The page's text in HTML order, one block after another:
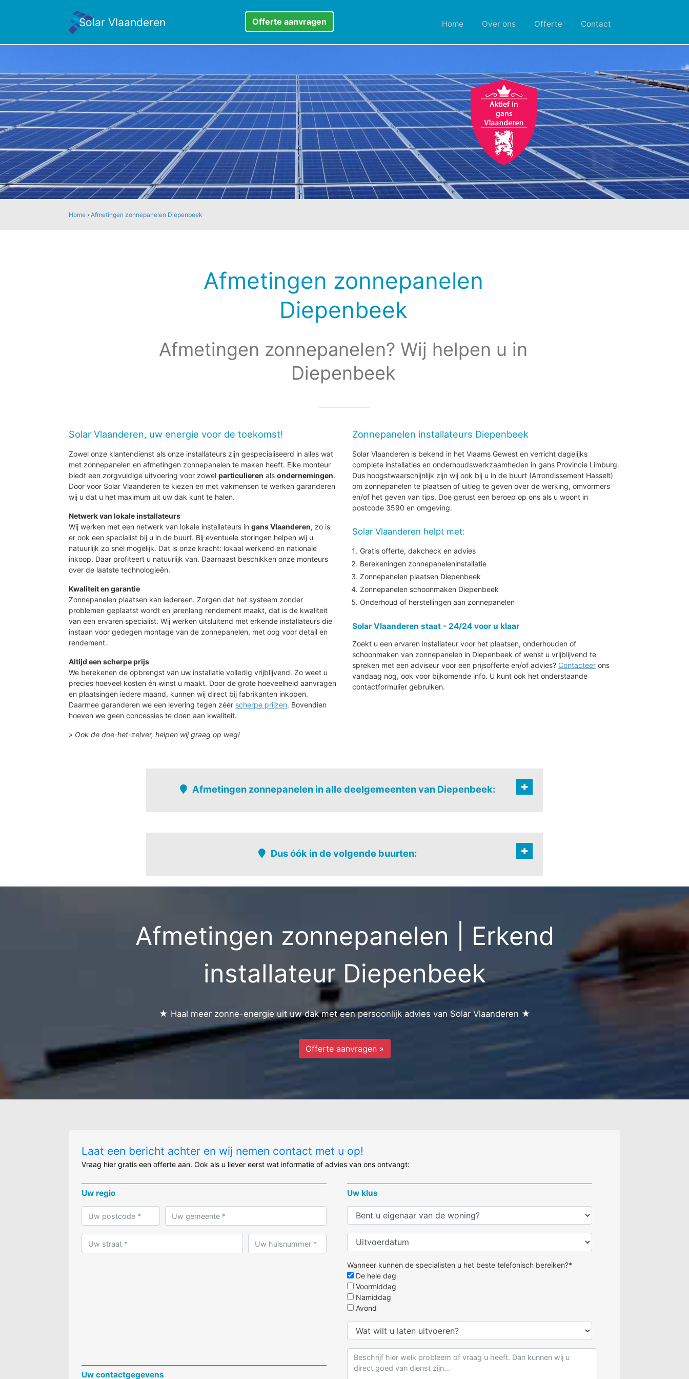
Solar Vlaanderen Offerte aanvragen Home Over ons Offerte Contact
Home ›Afmetingen zonnepanelen Diepenbeek
Afmetingen zonnepanelen
Diepenbeek
Afmetingen zonnepanelen? Wij helpen u in
Diepenbeek
Solar Vlaanderen, uw energie voor de toekomst!
Zowel onze klantendienst als onze installateurs zijn gespecialiseerd in alles wat
met zonnepanelen en afmetingen zonnepanelen te maken heeft. Elke monteur
biedt een zorgvuldige uitvoering voor zowelparticulieren alsondernemingen.
Door voor Solar Vlaanderen te kiezen en met vakmensen te werken garanderen
wij u dat u het maximum uit uw dak kunt te halen.
Netwerk van lokale installateurs
Wij werken met een netwerk van lokale installateurs ingans Vlaanderen, zo is
er ook een specialist bij u in de buurt. Bij eventuele storingen helpen wij u
natuurlijk zo snel mogelijk. Dat is onze kracht: lokaal werkend en nationale
inkoop. Daar profiteert u natuurlijk van. Daarnaast beschikken onze monteurs
over de laatste technologieën.
Kwaliteit en garantie
Zonnepanelen plaatsen kan iedereen. Zorgen dat het systeem zonder
problemen geplaatst wordt en jarenlang rendement maakt, dat is de kwaliteit
van een ervaren specialist. Wij werken uitsluitend met erkende installateurs die
instaan voor gedegen montage van de zonnepanelen, met oog voor detail en
rendement.
Altijd een scherpe prijs
We berekenen de opbrengst van uw installatie volledig vrijblijvend. Zo weet u
precies hoeveel kosten én winst u maakt. Door de grote hoeveelheid aanvragen
en plaatsingen iedere maand, kunnen wij direct bij fabrikanten inkopen.
Daarmee garanderen we een levering tegen zéér scherpe prijzen. Bovendien
hoeven we geen concessies te doen aan kwaliteit.
» Ook de doe-het-zelver, helpen wij graag op weg!
Zonnepanelen installateurs Diepenbeek
Solar Vlaanderen is bekend in het Vlaams Gewest en verricht dagelijks
complete installaties en onderhoudswerkzaamheden in gans Provincie Limburg.
Dus hoogstwaarschijnlijk zijn wij ook bij u in de buurt (Arrondissement Hasselt)
om zonnepanelen te plaatsen of uitleg te geven over de werking, omvormers
en/of het geven van tips. Doe gerust een beroep op ons als u woont in
postcode 3590 en omgeving.
Solar Vlaanderen helpt met:
Gratis offerte, dakcheck en advies
Berekeningen zonnepaneleninstallatie
Zonnepanelen plaatsen Diepenbeek
Zonnepanelen schoonmaken Diepenbeek
Onderhoud of herstellingen aan zonnepanelen
Solar Vlaanderen staat - 24/24 voor u klaar
Zoekt u een ervaren installateur voor het plaatsen, onderhouden of
schoonmaken van zonnepanelen in Diepenbeek of wenst u vrijblijvend te
spreken met een adviseur voor een prijsofferte en/of advies? Contacteer ons
vandaag nog, ook voor bijkomende info. U kunt ook het onderstaande
contactformulier gebruiken.
Afmetingen zonnepanelen in alle deelgemeenten van Diepenbeek:
Dus óók in de volgende buurten:
Ginderover-verspr. bew. l.u.c.
Grendelbaan
Haspengouw-verspreide
Industrie zone
Miezerik
Pampart - steenweg
Rozendaal
Sint-rochuswijk
Terherkenveld
Afmetingen zonnepanelen | Erkend
installateur Diepenbeek
★ Haal meer zonne-energie uit uw dak met een persoonlijk advies van Solar Vlaanderen ★
Offerte aanvragen »
Laat een bericht achter en wij nemen contact met u op!
Vraag hier gratis een offerte aan. Ook als u liever eerst wat informatie of advies van ons ontvangt:
Uw regio
Uw contactgegevens
Uw klus
Wanneer kunnen de specialisten u het beste telefonisch bereiken?*
De hele dag
Voormiddag
Namiddag
Avond